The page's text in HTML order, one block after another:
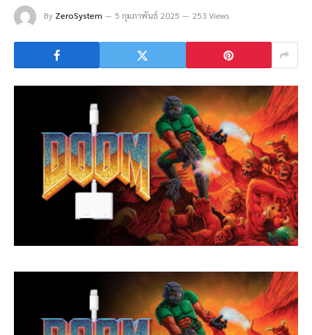
By ZeroSystem 5 กุมภาพันธ์ 2025 253 Views